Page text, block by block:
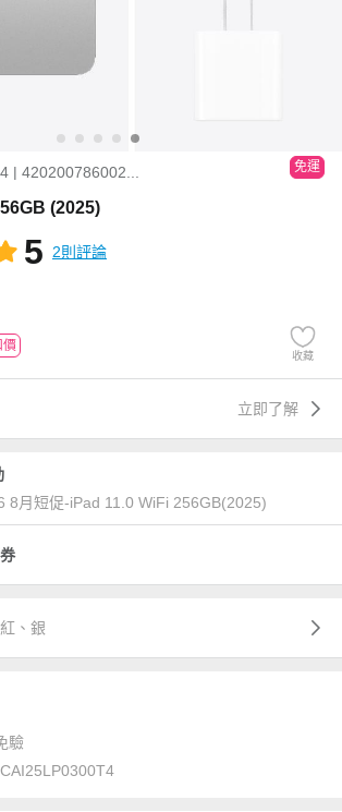
| 420200786002... 免運
(2025)
5 2則評論
價
收藏
立即了解
8月短促-iPad 11.0 WiFi 256GB(2025)
、銀
驗